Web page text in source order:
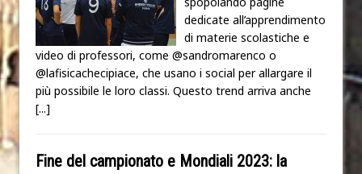
dedicate all’apprendimento
di materie scolastiche e
video di professori, come @sandromarenco o
@lafisicachecipiace, che usano i social per allargare il
più possibile le loro classi. Questo trend arriva anche
[...]
Fine del campionato e Mondiali 2023: la